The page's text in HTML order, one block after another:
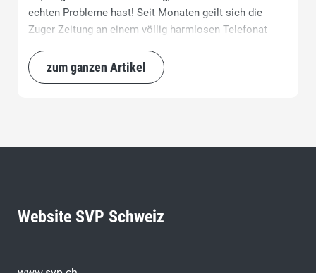
echten Probleme hast! Seit Monaten geilt sich die
Zuger Zeitung an einem völlig harmlosen Telefonat
zum ganzen Artikel
Website SVP Schweiz